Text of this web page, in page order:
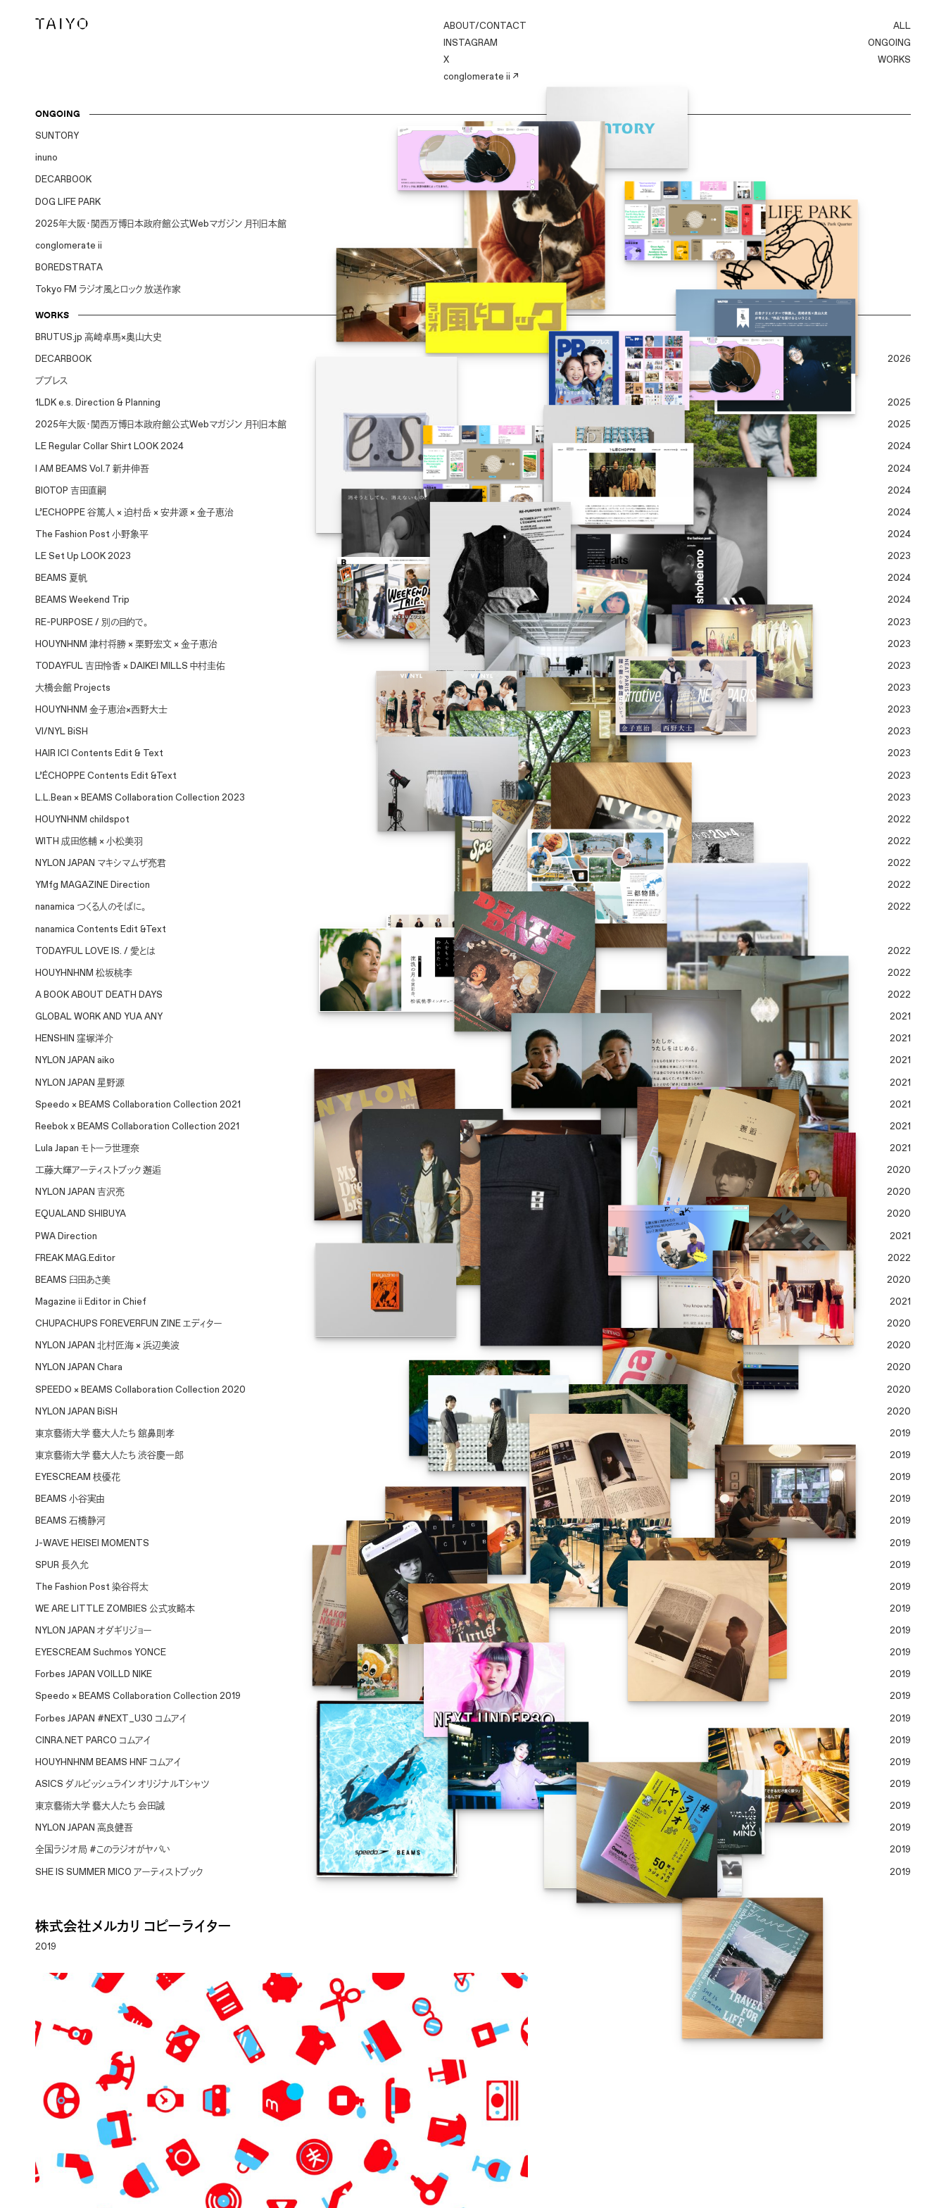
ABOUT/CONTACT
INSTAGRAM
X
conglomerate ii ↗
ALL
ONGOING
WORKS
ONGOING
SUNTORY
inuno
DECARBOOK
DOG LIFE PARK
2025年大阪・関西万博日本政府館公式Webマガジン 月刊日本館
conglomerate ii
BOREDSTRATA
Tokyo FM ラジオ風とロック 放送作家
WORKS
BRUTUS.jp 高崎卓馬×奥山大史
DECARBOOK
2026
ププレス
1LDK e.s. Direction & Planning
2025
2025年大阪・関西万博日本政府館公式Webマガジン 月刊日本館
2025
LE Regular Collar Shirt LOOK 2024
2024
I AM BEAMS Vol.7 新井伸吾
2024
BIOTOP 吉田直嗣
2024
L’ECHOPPE 谷篤人 × 迫村岳 × 安井源 × 金子恵治
2024
The Fashion Post 小野象平
2024
LE Set Up LOOK 2023
2023
BEAMS 夏帆
2024
BEAMS Weekend Trip
2024
RE-PURPOSE / 別の目的で。
2023
HOUYNHNM 津村将勝 × 栗野宏文 × 金子恵治
2023
TODAYFUL 吉田怜香 × DAIKEI MILLS 中村圭佑
2023
大橋会館 Projects
2023
HOUYNHNM 金子恵治×西野大士
2023
VI/NYL BiSH
2023
HAIR ICI Contents Edit & Text
2023
L’ÉCHOPPE Contents Edit &Text
2023
L.L.Bean × BEAMS Collaboration Collection 2023
2023
HOUYNHNM childspot
2022
WITH 成田悠輔 × 小松美羽
2022
NYLON JAPAN マキシマムザ亮君
2022
YMfg MAGAZINE Direction
2022
nanamica つくる人のそばに。
2022
nanamica Contents Edit &Text
TODAYFUL LOVE IS. / 愛とは
2022
HOUYHNHNM 松坂桃李
2022
A BOOK ABOUT DEATH DAYS
2022
GLOBAL WORK AND YUA ANY
2021
HENSHIN 窪塚洋介
2021
NYLON JAPAN aiko
2021
NYLON JAPAN 星野源
2021
Speedo × BEAMS Collaboration Collection 2021
2021
Reebok x BEAMS Collaboration Collection 2021
2021
Lula Japan モトーラ世理奈
2021
工藤大輝アーティストブック 邂逅
2020
NYLON JAPAN 吉沢亮
2020
EQUALAND SHIBUYA
2020
PWA Direction
2021
FREAK MAG.Editor
2022
BEAMS 臼田あさ美
2020
Magazine ⅱ Editor in Chief
2021
CHUPACHUPS FOREVERFUN ZINE エディター
2020
NYLON JAPAN 北村匠海 × 浜辺美波
2020
NYLON JAPAN Chara
2020
SPEEDO × BEAMS Collaboration Collection 2020
2020
NYLON JAPAN BiSH
2020
東京藝術大学 藝大人たち 舘鼻則孝
2019
東京藝術大学 藝大人たち 渋谷慶一郎
2019
EYESCREAM 枝優花
2019
BEAMS 小谷実由
2019
BEAMS 石橋静河
2019
J-WAVE HEISEI MOMENTS
2019
SPUR 長久允
2019
The Fashion Post 染谷将太
2019
WE ARE LITTLE ZOMBIES 公式攻略本
2019
NYLON JAPAN オダギリジョー
2019
EYESCREAM Suchmos YONCE
2019
Forbes JAPAN VOILLD NIKE
2019
Speedo × BEAMS Collaboration Collection 2019
2019
Forbes JAPAN #NEXT_U30 コムアイ
2019
CINRA.NET PARCO コムアイ
2019
HOUYHNHNM BEAMS HNF コムアイ
2019
ASICS ダルビッシュライン オリジナルTシャツ
2019
東京藝術大学 藝大人たち 会田誠
2019
NYLON JAPAN 高良健吾
2019
全国ラジオ局 #このラジオがヤバい
2019
SHE IS SUMMER MICO アーティストブック
2019
株式会社メルカリ コピーライター
2019